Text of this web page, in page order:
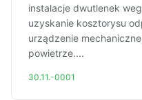
instalacje dwutlenek
uzyskanie kosztorysu
urządzenie
powietrze....
30.11.-0001